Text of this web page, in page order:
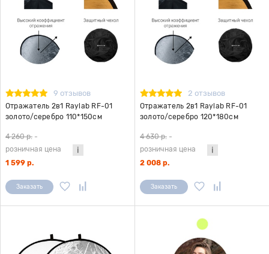
9 отзывов
Отражатель 2в1 Raylab RF-01
золото/серебро 110*150см
4 260 р. -
розничная цена
1 599 р.
Заказать
2 отзывов
Отражатель 2в1 Raylab RF-01
золото/серебро 120*180см
4 630 р. -
розничная цена
2 008 р.
Заказать